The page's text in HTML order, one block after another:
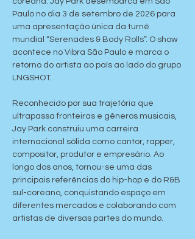
Paulo no dia 3 de setembro de 2026 para
uma apresentação única da turnê
mundial “Serenades & Body Rolls”. O show
acontece no Vibra São Paulo e marca o
retorno do artista ao país ao lado do grupo
LNGSHOT.
Reconhecido por sua trajetória que
ultrapassa fronteiras e gêneros musicais,
Jay Park construiu uma carreira
internacional sólida como cantor, rapper,
compositor, produtor e empresário. Ao
longo dos anos, tornou-se uma das
principais referências do hip-hop e do R&B
sul-coreano, conquistando espaço em
diferentes mercados e colaborando com
artistas de diversas partes do mundo.